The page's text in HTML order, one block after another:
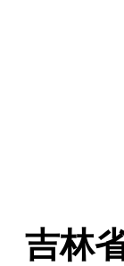
吉林